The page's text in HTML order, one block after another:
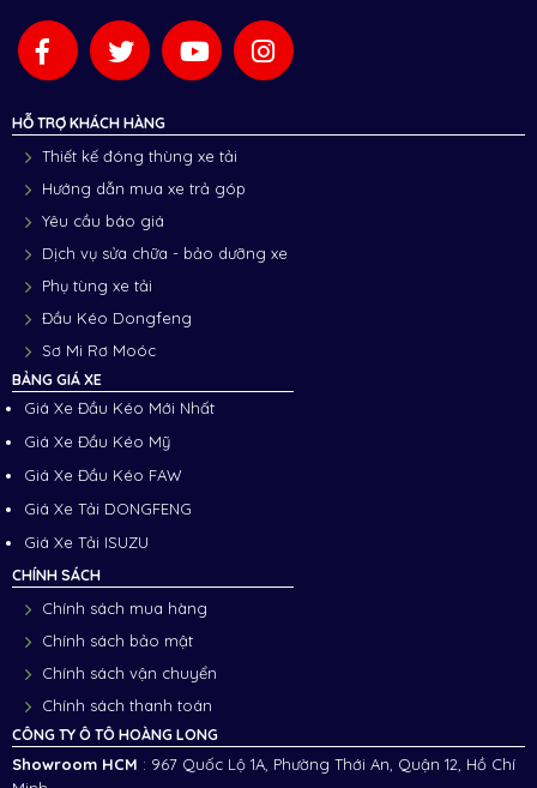
HỖ TRỢ KHÁCH HÀNG
Thiết kế đóng thùng xe tải
Hướng dẫn mua xe trả góp
Yêu cầu báo giá
Dịch vụ sửa chữa - bảo dưỡng xe
Phụ tùng xe tải
Đầu Kéo Dongfeng
Sơ Mi Rơ Moóc
BẢNG GIÁ XE
Giá Xe Đầu Kéo Mới Nhất
Giá Xe Đầu Kéo Mỹ
Giá Xe Đầu Kéo FAW
Giá Xe Tải DONGFENG
Giá Xe Tải ISUZU
CHÍNH SÁCH
Chính sách mua hàng
Chính sách bảo mật
Chính sách vận chuyển
Chính sách thanh toán
CÔNG TY Ô TÔ HOÀNG LONG
Showroom HCM : 967 Quốc Lộ 1A, Phường Thới An, Quận 12, Hồ Chí